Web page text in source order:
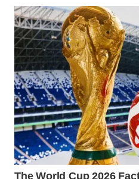
KALTIM
WN
SULSEL
WN
GORONTALO
WN
SULUT